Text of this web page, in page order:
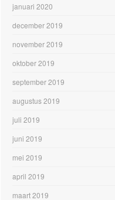
januari 2020
december 2019
november 2019
oktober 2019
september 2019
augustus 2019
juli 2019
juni 2019
mei 2019
april 2019
maart 2019